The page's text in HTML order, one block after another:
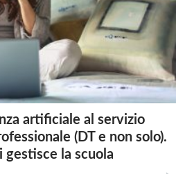
artificiale al servizio
(DT e non solo).
gestisce la scuola